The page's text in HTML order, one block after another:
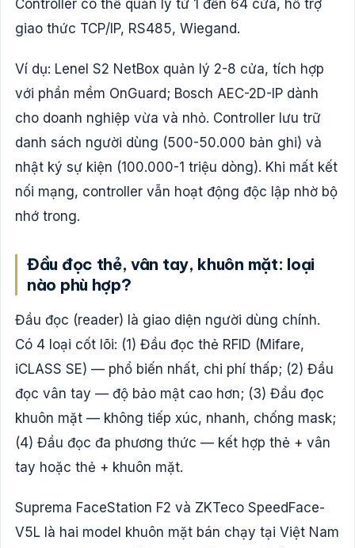
Controller có thể quản lý từ 1 đến 64 cửa, hỗ trợ
giao thức TCP/IP, RS485, Wiegand.
Ví dụ: Lenel S2 NetBox quản lý 2-8 cửa, tích hợp
với phần mềm OnGuard; Bosch AEC-2D-IP dành
cho doanh nghiệp vừa và nhỏ. Controller lưu trữ
danh sách người dùng (500-50.000 bản ghi) và
nhật ký sự kiện (100.000-1 triệu dòng). Khi mất kết
nối mạng, controller vẫn hoạt động độc lập nhờ bộ
nhớ trong.
Đầu đọc thẻ, vân tay, khuôn mặt: loại
nào phù hợp?
Đầu đọc (reader) là giao diện người dùng chính.
Có 4 loại cốt lõi: (1) Đầu đọc thẻ RFID (Mifare,
iCLASS SE) — phổ biến nhất, chi phí thấp; (2) Đầu
đọc vân tay — độ bảo mật cao hơn; (3) Đầu đọc
khuôn mặt — không tiếp xúc, nhanh, chống mask;
(4) Đầu đọc đa phương thức — kết hợp thẻ + vân
tay hoặc thẻ + khuôn mặt.
Suprema FaceStation F2 và ZKTeco SpeedFace-
V5L là hai model khuôn mặt bán chạy tại Việt Nam